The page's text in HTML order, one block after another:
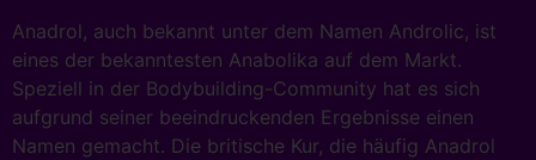
Anadrol, auch bekannt unter dem Namen Androlic, ist
eines der bekanntesten Anabolika auf dem Markt.
Speziell in der Bodybuilding-Community hat es sich
aufgrund seiner beeindruckenden Ergebnisse einen
Namen gemacht. Die britische Kur, die häufig Anadrol